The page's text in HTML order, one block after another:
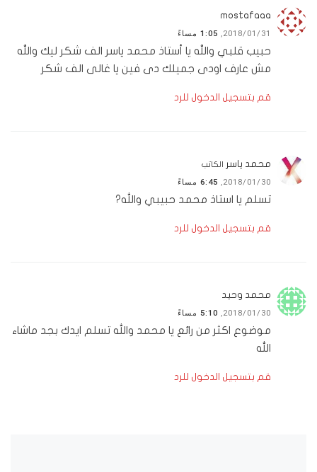
mostafaaa
2018/01/31,
1:05 مساءً
حبيب قلبي والله يا أستاذ محمد ياسر الف شكر ليك والله
مش عارف اودى جميلك دى فين يا غالى الف شكر
قم بتسجيل الدخول للرد
محمد ياسر الكاتب
2018/01/30, 6:45 مساءً
تسلم يا استاذ محمد حبيبي والله?
قم بتسجيل الدخول للرد
محمد وحيد
2018/01/30,
5:10 مساءً
موضوع اكثر من رائع يا محمد والله تسلم ايدك بجد ماشاء
الله
قم بتسجيل الدخول للرد